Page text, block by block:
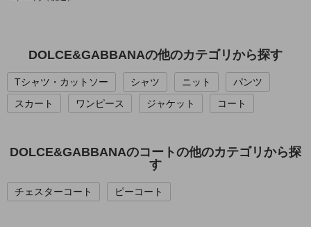
DOLCE&GABBANAの他のカテゴリから探す
Tシャツ・カットソー シャツ ニット
パンツ
スカート
ワンピース ジャケット コート
DOLCE&GABBANAのコートの他のカテゴリから探
す
チェスターコート ピーコート